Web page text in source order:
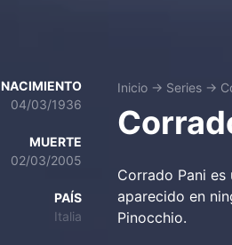
NACIMIENTO
04/03/1936
MUERTE
02/03/2005
PAÍS
Italia
Inicio → Series →
Corrado Pani
aparecido en
Pinocchio.